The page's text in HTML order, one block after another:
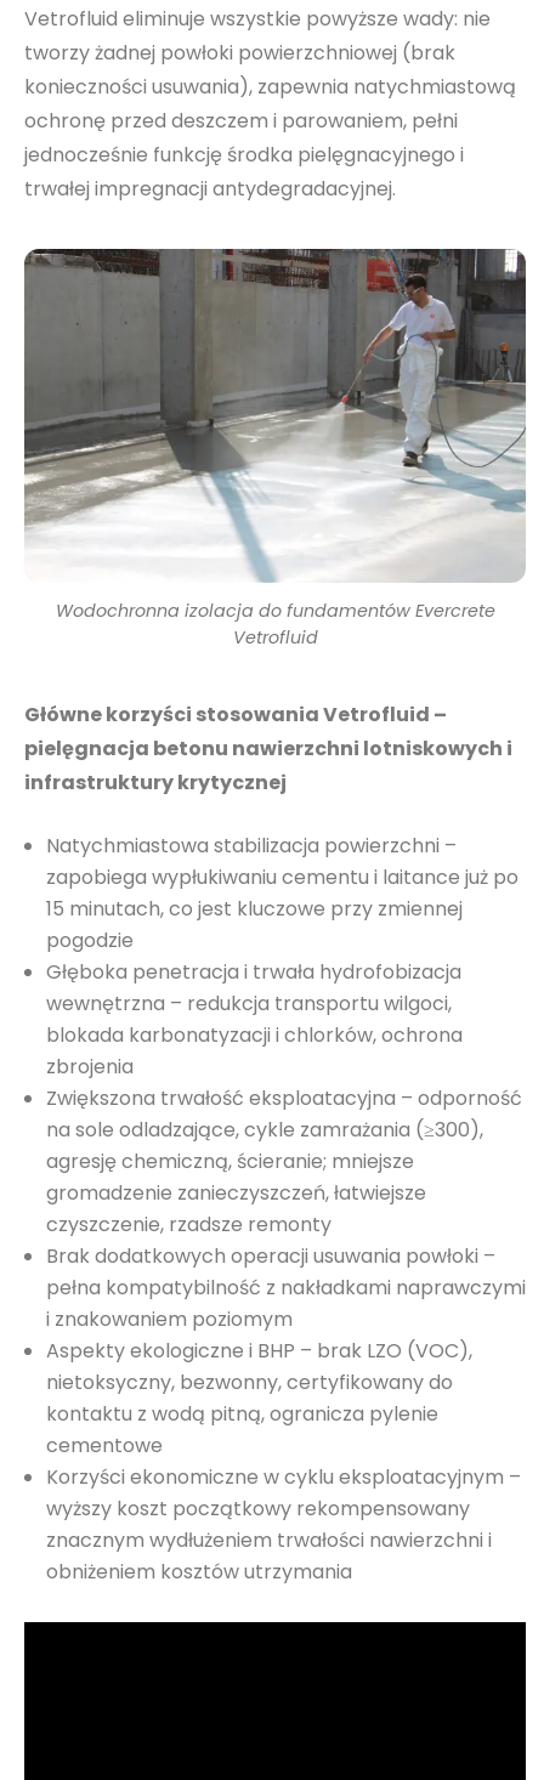
Vetrofluid eliminuje wszystkie powyższe wady: nie
tworzy żadnej powłoki powierzchniowej (brak
konieczności usuwania), zapewnia natychmiastową
ochronę przed deszczem i parowaniem, pełni
jednocześnie funkcję środka pielęgnacyjnego i
trwałej impregnacji antydegradacyjnej.
Wodochronna izolacja do fundamentów Evercrete
Vetrofluid
Główne korzyści stosowania Vetrofluid –
pielęgnacja betonu nawierzchni lotniskowych i
infrastruktury krytycznej
Natychmiastowa stabilizacja powierzchni –
zapobiega wypłukiwaniu cementu i laitance już po
15 minutach, co jest kluczowe przy zmiennej
pogodzie
Głęboka penetracja i trwała hydrofobizacja
wewnętrzna – redukcja transportu wilgoci,
blokada karbonatyzacji i chlorków, ochrona
zbrojenia
Zwiększona trwałość eksploatacyjna – odporność
na sole odladzające, cykle zamrażania (≥300),
agresję chemiczną, ścieranie; mniejsze
gromadzenie zanieczyszczeń, łatwiejsze
czyszczenie, rzadsze remonty
Brak dodatkowych operacji usuwania powłoki –
pełna kompatybilność z nakładkami naprawczymi
i znakowaniem poziomym
Aspekty ekologiczne i BHP – brak LZO (VOC),
nietoksyczny, bezwonny, certyfikowany do
kontaktu z wodą pitną, ogranicza pylenie
cementowe
Korzyści ekonomiczne w cyklu eksploatacyjnym –
wyższy koszt początkowy rekompensowany
znacznym wydłużeniem trwałości nawierzchni i
obniżeniem kosztów utrzymania